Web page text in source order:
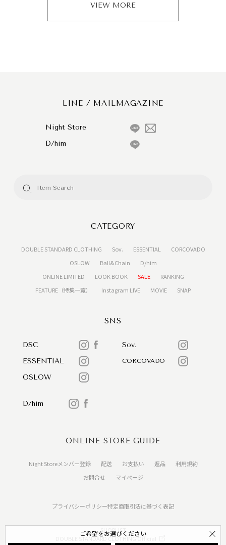
ご希望をお選びください
VIEW MORE
LINE / MAILMAGAZINE
Night Store
D/him
CATEGORY
DOUBLE STANDARD CLOTHING Sov. ESSENTIAL
CORCOVADO
OSLOW
Ball&Chain
D/him
ONLINE LIMITED
LOOK BOOK SALE
RANKING
FEATURE（特集一覧）
Instagram LIVE MOVIE SNAP
SNS
DSC
Sov.
ESSENTIAL
CORCOVADO
OSLOW
D/him
ONLINE STORE GUIDE
Night Storeメンバー登録 配送 お支払い 返品
利用規約
お問合せ
マイページ
プライバシーポリシー特定商取引法に基づく表記
SHOPLIST
DOUBLE STANDARD CLOTHING Official